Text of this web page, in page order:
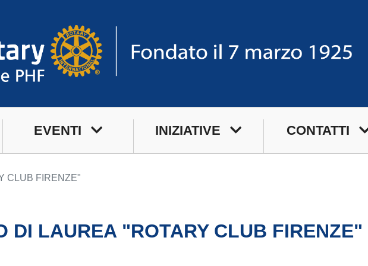
EVENTI INIZIATIVE CONTATTI
CLUB FIRENZE"
DI LAUREA "ROTARY CLUB FIRENZE"